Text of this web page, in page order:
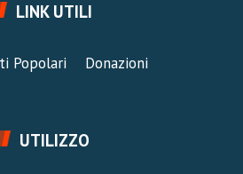
LINK UTILI
Popolari Donazioni
UTILIZZO